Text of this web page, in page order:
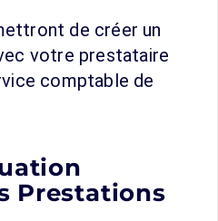
de créer un
votre prestataire
comptable de
Prestations